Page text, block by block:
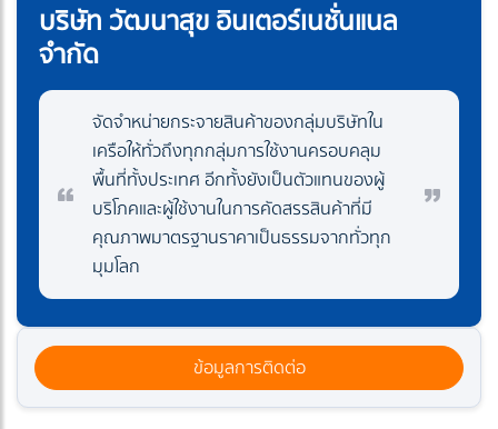
บริษัท วัฒนาสุข อินเตอร์เนชั่นแนล
จำกัด
จัดจำหน่ายกระจายสินค้าของกลุ่มบริษัทใน
เครือให้ทั่วถึงทุกกลุ่มการใช้งานครอบคลุม
พื้นที่ทั้งประเทศ อีกทั้งยังเป็นตัวแทนของผู้
บริโภคและผู้ใช้งานในการคัดสรรสินค้าที่มี
คุณภาพมาตรฐานราคาเป็นธรรมจากทั่วทุก
มุมโลก
ข้อมูลการติดต่อ